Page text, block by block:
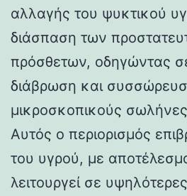
αλλαγής του ψυκτικού
διάσπαση των
πρόσθετων, οδηγώντας
διάβρωση και
μικροσκοπικούς
Αυτός ο περιορισμός
του υγρού, με
λειτουργεί σε